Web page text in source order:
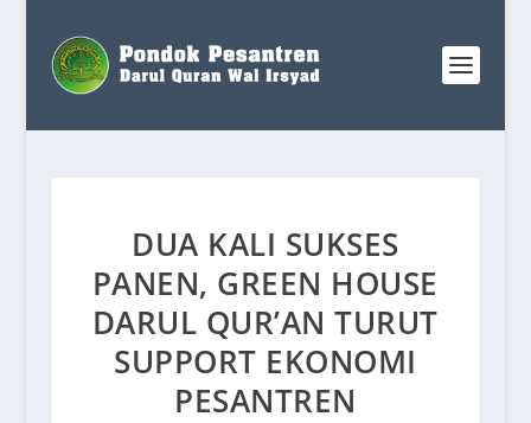
DUA KALI SUKSES
PANEN, GREEN HOUSE
DARUL QUR’AN TURUT
SUPPORT EKONOMI
PESANTREN